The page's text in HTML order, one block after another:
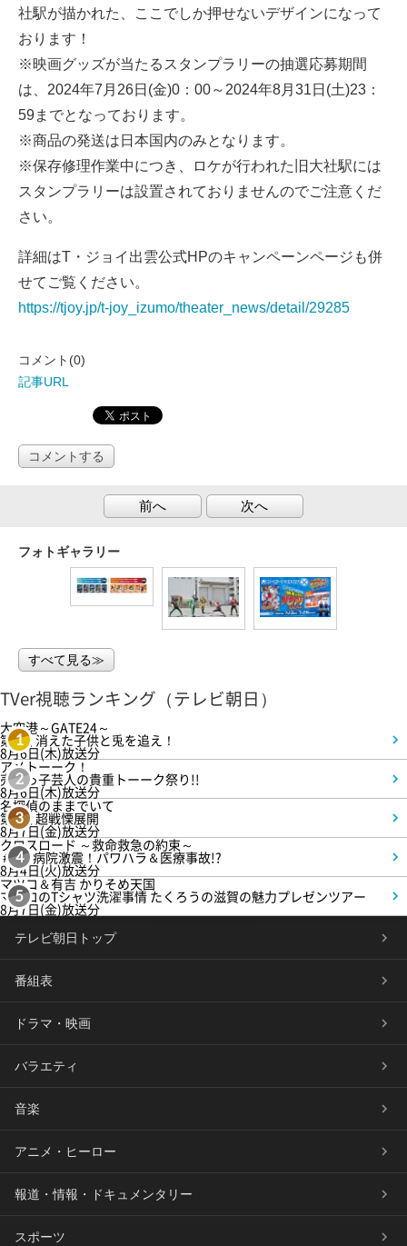
社駅が描かれた、ここでしか押せないデザインになって
おります！
※映画グッズが当たるスタンプラリーの抽選応募期間
は、2024年7月26日(金)0：00～2024年8月31日(土)23：
59までとなっております。
※商品の発送は日本国内のみとなります。
※保存修理作業中につき、ロケが行われた旧大社駅には
スタンプラリーは設置されておりませんのでご注意くだ
さい。
詳細はT・ジョイ出雲公式HPのキャンペーンページも併
せてご覧ください。
https://tjoy.jp/t-joy_izumo/theater_news/detail/29285
コメント(0)
記事URL
コメントする
前へ 次へ
フォトギャラリー
すべて見る≫
TVer視聴ランキング（テレビ朝日）
1
大空港～GATE24～
第3話 消えた子供と兎を追え！
8月6日(木)放送分
2
アメトーーク！
売れっ子芸人の貴重トーーク祭り!!
8月6日(木)放送分
3
名探偵のままでいて
第4話 超戦慄展開
8月7日(金)放送分
4
クロスロード ～救命救急の約束～
＃5 病院激震！パワハラ＆医療事故!?
8月4日(火)放送分
5
マツコ＆有吉 かりそめ天国
マツコのTシャツ洗濯事情 たくろうの滋賀の魅力プレゼンツアー
8月7日(金)放送分
テレビ朝日トップ
番組表
ドラマ・映画
バラエティ
音楽
アニメ・ヒーロー
報道・情報・ドキュメンタリー
スポーツ